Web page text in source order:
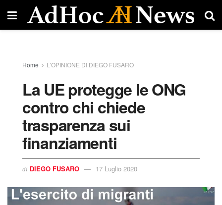
Home L'OPINIONE DI DIEGO FUSARO
La UE protegge le ONG
contro chi chiede
trasparenza sui
finanziamenti
di DIEGO FUSARO 17 Luglio 2020